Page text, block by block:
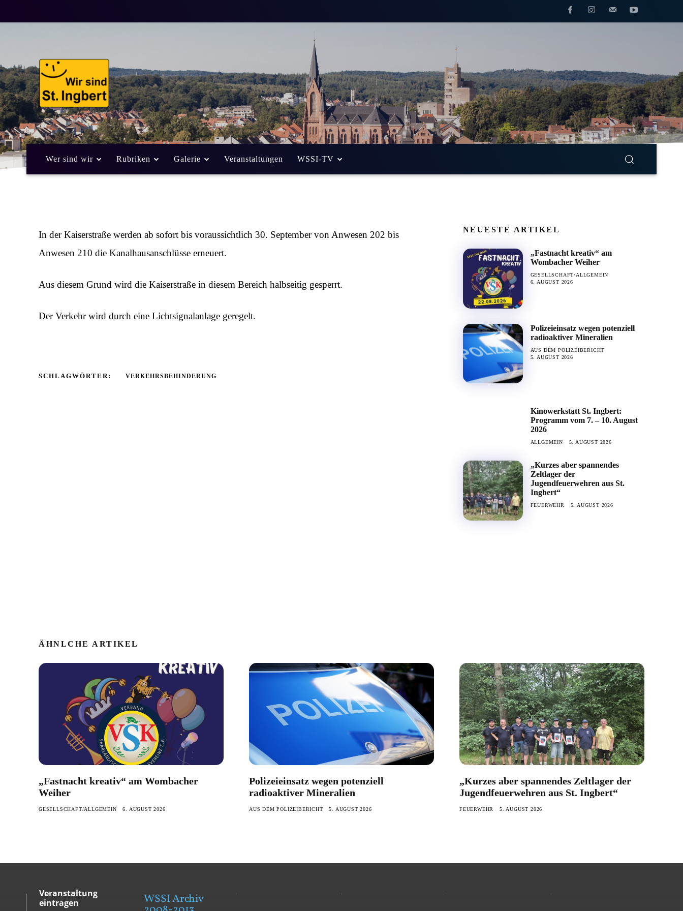
Wer sind wir Rubriken Galerie Veranstaltungen WSSI-TV
Verkehrsbehinderungen in der
Kaiserstraße
TOP NACHRICHTEN VERKEHRSMELDUNGEN 28. August 2013 Von Alexander Eich
Weniger als eineMin. Lesezeit
In der Kaiserstraße werden ab sofort bis voraussichtlich 30. September von Anwesen 202 bis
Anwesen 210 die Kanalhausanschlüsse erneuert.
Aus diesem Grund wird die Kaiserstraße in diesem Bereich halbseitig gesperrt.
Der Verkehr wird durch eine Lichtsignalanlage geregelt.
SCHLAGWÖRTER: VERKEHRSBEHINDERUNG
NEUESTE ARTIKEL
„Fastnacht kreativ“ am
Wombacher Weiher
GESELLSCHAFT/ALLGEMEIN
6. AUGUST 2026
Polizeieinsatz wegen potenziell
radioaktiver Mineralien
AUS DEM POLIZEIBERICHT
5. AUGUST 2026
Kinowerkstatt St. Ingbert:
Programm vom 7. – 10. August
2026
ALLGEMEIN 5. AUGUST 2026
„Kurzes aber spannendes
Zeltlager der
Jugendfeuerwehren aus St.
Ingbert“
FEUERWEHR 5. AUGUST 2026
ÄHNLCHE ARTIKEL
„Fastnacht kreativ“ am Wombacher
Weiher
GESELLSCHAFT/ALLGEMEIN 6. AUGUST 2026
Polizeieinsatz wegen potenziell
radioaktiver Mineralien
AUS DEM POLIZEIBERICHT 5. AUGUST 2026
„Kurzes aber spannendes Zeltlager der
Jugendfeuerwehren aus St. Ingbert“
FEUERWEHR 5. AUGUST 2026
Veranstaltung
eintragen
WSSI Archiv